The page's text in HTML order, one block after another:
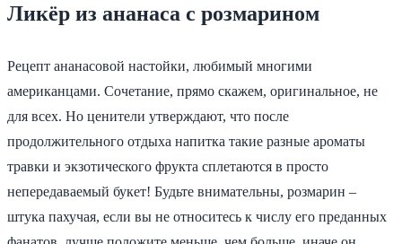
Ликёр из ананаса с розмарином
Рецепт ананасовой настойки, любимый многими
американцами. Сочетание, прямо скажем, оригинальное, не
для всех. Но ценители утверждают, что после
продолжительного отдыха напитка такие разные ароматы
травки и экзотического фрукта сплетаются в просто
непередаваемый букет! Будьте внимательны, розмарин –
штука пахучая, если вы не относитесь к числу его преданных